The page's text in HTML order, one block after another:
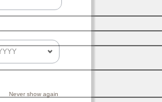
Never show again